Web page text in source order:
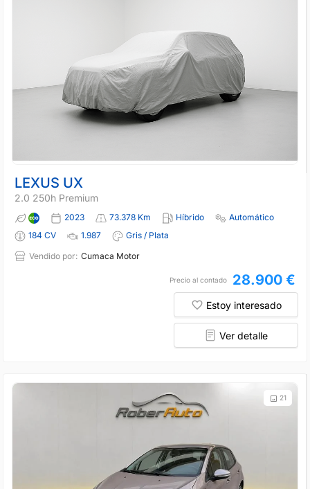
LEXUS UX
2.0 250h Premium
2023 73.378 Km Híbrido
Automático
184 CV
1.987
Gris / Plata
Vendido por: Cumaca Motor
Precio al contado 28.900 €
Estoy interesado
Ver detalle
21